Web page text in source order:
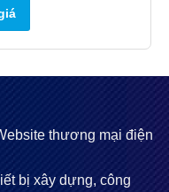
thương mại điện
bị xây dựng, công